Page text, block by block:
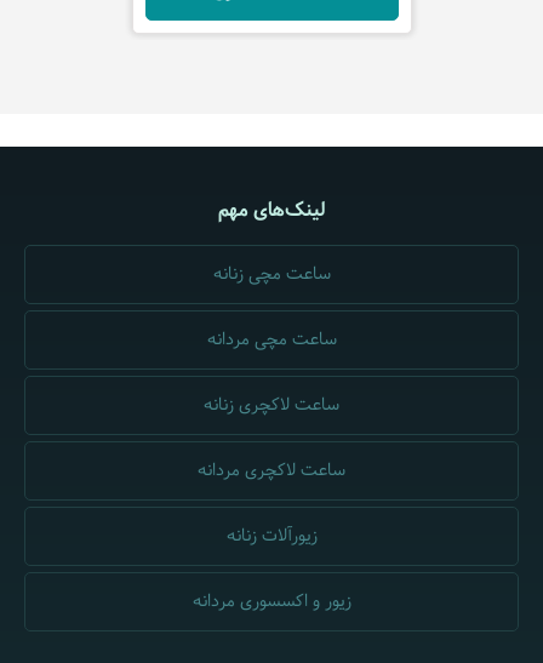
لینک‌های مهم
ساعت مچی زنانه
ساعت مچی مردانه
ساعت لاکچری زنانه
ساعت لاکچری مردانه
زیورآلات زنانه
زیور و اکسسوری مردانه